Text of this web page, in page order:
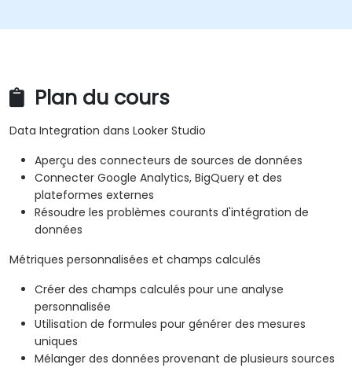
Plan du cours
Data Integration dans Looker Studio
Aperçu des connecteurs de sources de données
Connecter Google Analytics, BigQuery et des
plateformes externes
Résoudre les problèmes courants d'intégration de
données
Métriques personnalisées et champs calculés
Créer des champs calculés pour une analyse
personnalisée
Utilisation de formules pour générer des mesures
uniques
Mélanger des données provenant de plusieurs sources